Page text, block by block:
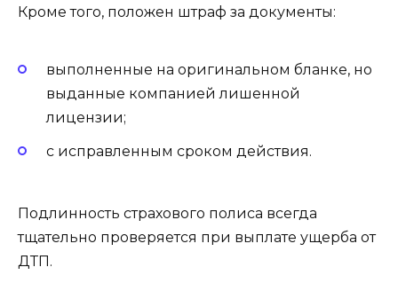
Кроме того, положен штраф за документы:
выполненные на оригинальном бланке, но
выданные компанией лишенной
лицензии;
с исправленным сроком действия.
Подлинность страхового полиса всегда
тщательно проверяется при выплате ущерба от
ДТП.